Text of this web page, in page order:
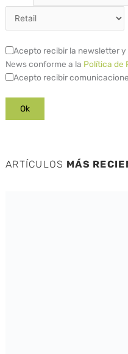
Acepto recibir la newsletter
News conforme a la Política de
Acepto recibir
ARTÍCULOS MÁS